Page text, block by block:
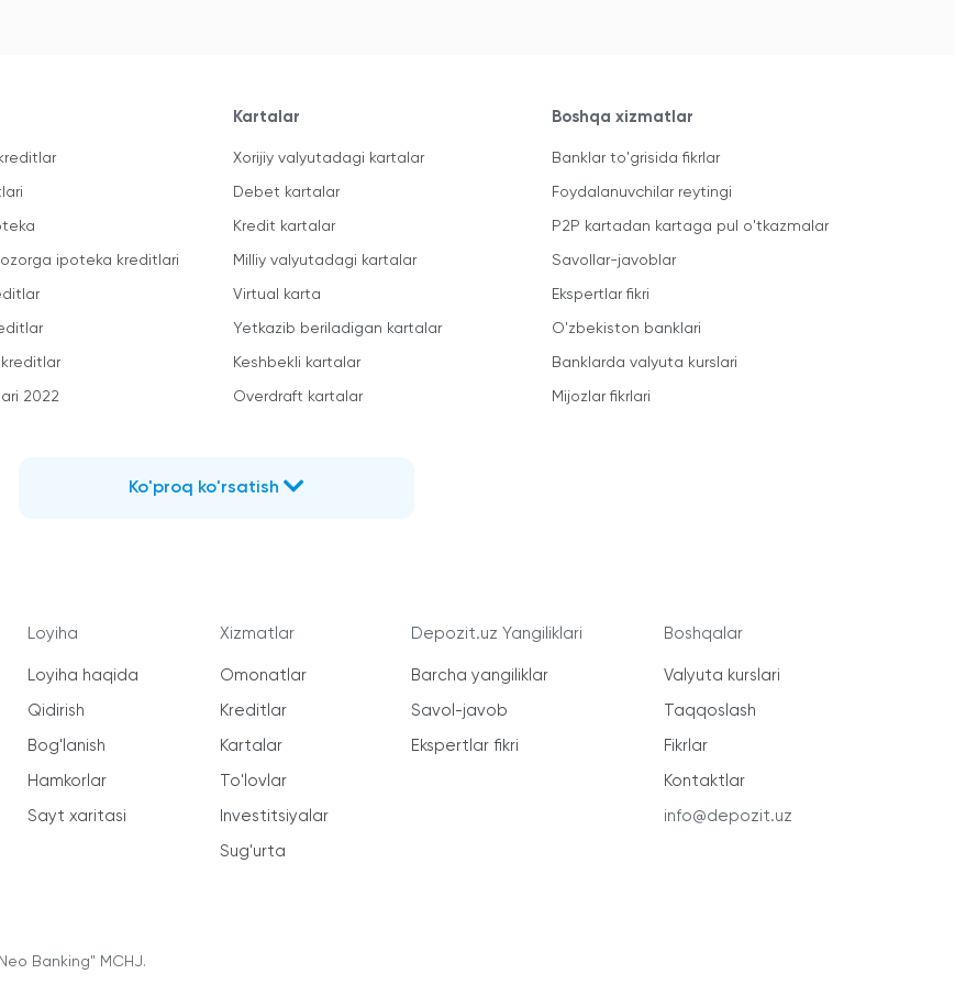
ipoteka kreditlari
kreditlar
2022
Kartalar
Xorijiy valyutadagi kartalar
Debet kartalar
Kredit kartalar
Milliy valyutadagi kartalar
Virtual karta
Yetkazib beriladigan kartalar
Keshbekli kartalar
Overdraft kartalar
Boshqa xizmatlar
Banklar to'grisida fikrlar
Foydalanuvchilar reytingi
P2P kartadan kartaga pul o'tkazmalar
Savollar-javoblar
Ekspertlar fikri
O'zbekiston banklari
Banklarda valyuta kurslari
Mijozlar fikrlari
Ko'proq ko'rsatish
Loyiha
Loyiha haqida
Qidirish
Bog'lanish
Hamkorlar
Sayt xaritasi
Xizmatlar
Omonatlar
Kreditlar
Kartalar
To'lovlar
Investitsiyalar
Sug'urta
Depozit.uz Yangiliklari
Barcha yangiliklar
Savol-javob
Ekspertlar fikri
Boshqalar
Valyuta kurslari
Taqqoslash
Fikrlar
Kontaktlar
info@depozit.uz
Banking" MCHJ.